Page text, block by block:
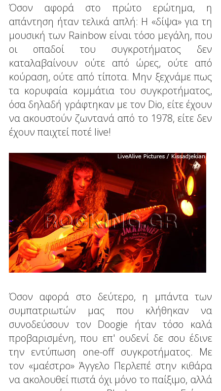
Όσον αφορά στο πρώτο ερώτημα, η
απάντηση ήταν τελικά απλή: Η «δίψα» για τη
μουσική των Rainbow είναι τόσο μεγάλη, που
οι οπαδοί του συγκροτήματος δεν
καταλαβαίνουν ούτε από ώρες, ούτε από
κούραση, ούτε από τίποτα. Μην ξεχνάμε πως
τα κορυφαία κομμάτια του συγκροτήματος,
όσα δηλαδή γράφτηκαν με τον Dio, είτε έχουν
να ακουστούν ζωντανά από το 1978, είτε δεν
έχουν παιχτεί ποτέ live!
Όσον αφορά στο δεύτερο, η μπάντα των
συμπατριωτών μας που κλήθηκαν να
συνοδεύσουν τον Doogie ήταν τόσο καλά
προβαρισμένη, που επ' ουδενί δε σου έδινε
την εντύπωση one-off συγκροτήματος. Με
τον «μαέστρο» Άγγελο Περλεπέ στην κιθάρα
να ακολουθεί πιστά όχι μόνο το παίξιμο, αλλά